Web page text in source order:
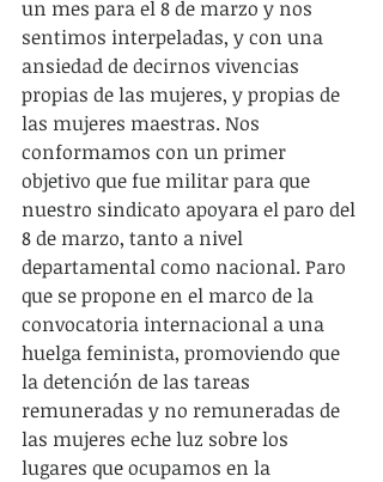
un mes para el 8 de marzo y nos
sentimos interpeladas, y con una
ansiedad de decirnos vivencias
propias de las mujeres, y propias de
las mujeres maestras. Nos
conformamos con un primer
objetivo que fue militar para que
nuestro sindicato apoyara el paro del
8 de marzo, tanto a nivel
departamental como nacional. Paro
que se propone en el marco de la
convocatoria internacional a una
huelga feminista, promoviendo que
la detención de las tareas
remuneradas y no remuneradas de
las mujeres eche luz sobre los
lugares que ocupamos en la